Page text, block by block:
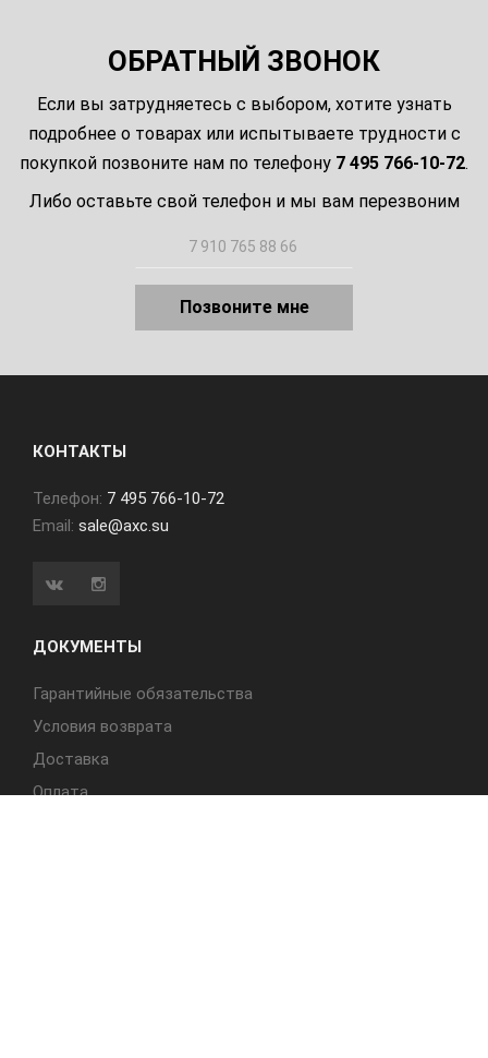
ОБРАТНЫЙ ЗВОНОК
Если вы затрудняетесь с выбором, хотите узнать
подробнее о товарах или испытываете трудности с
покупкой позвоните нам по телефону 7 495 766-10-72.
Либо оставьте свой телефон и мы вам перезвоним
Позвоните мне
КОНТАКТЫ
Телефон: 7 495 766-10-72
Email: sale@axc.su
ДОКУМЕНТЫ
Гарантийные обязательства
Условия возврата
Доставка
Оплата